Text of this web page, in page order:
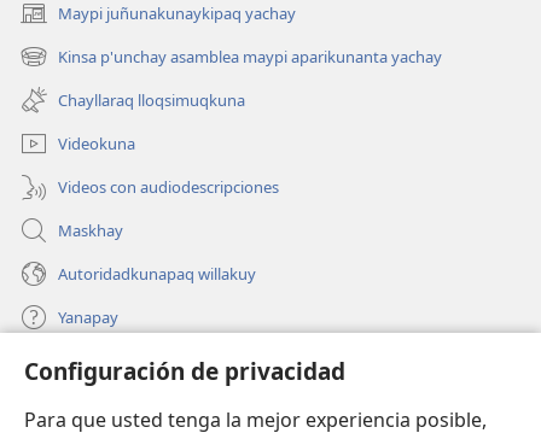
Configuración de privacidad
Para que usted tenga la mejor experiencia posible,
Maypi juñunakunaykipaq yachay
(abre
una
nueva
ventana)
Kinsa p'unchay asamblea maypi aparikunanta yachay
(abre
una
nueva
ventana)
Chayllaraq lloqsimuqkuna
Videokuna
Videos con audiodescripciones
Maskhay
Autoridadkunapaq willakuy
Yanapay
Donacionta churanapaq
una